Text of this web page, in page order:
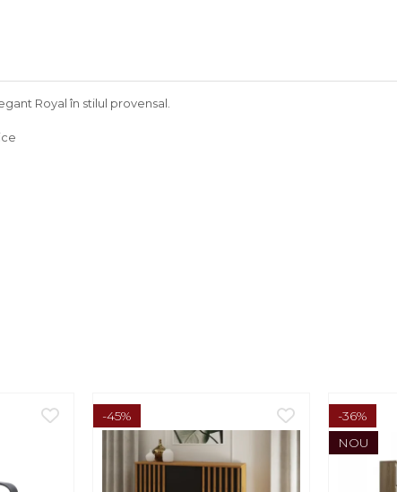
Royal în stilul provensal.
-45%
-36%
NOU